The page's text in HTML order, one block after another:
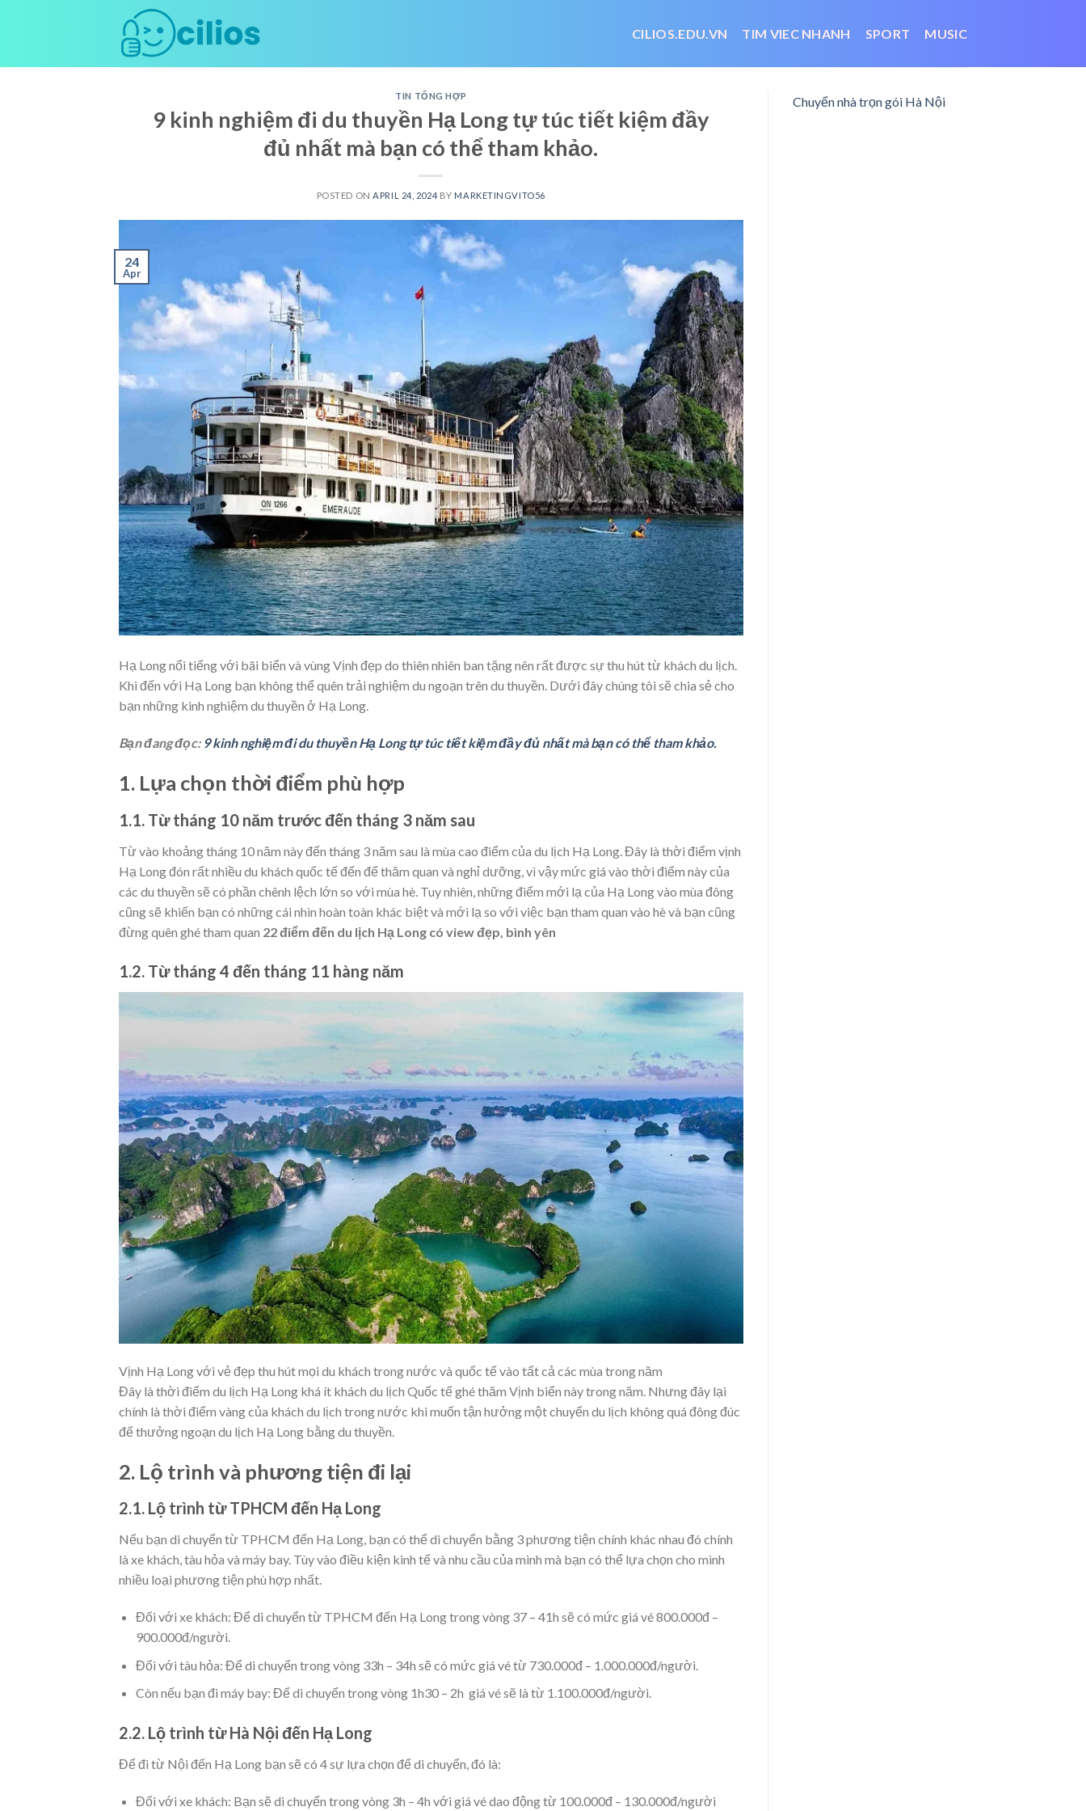
CILIOS.EDU.VN TIM VIEC NHANH SPORT MUSIC
TIN TỔNG HỢP
9 kinh nghiệm đi du thuyền Hạ Long tự túc tiết kiệm đầy
đủ nhất mà bạn có thể tham khảo.
POSTED ON APRIL 24, 2024 BY MARKETINGVITO56
24
Apr
Hạ Long nổi tiếng với bãi biển và vùng Vịnh đẹp do thiên nhiên ban tặng nên rất được sự thu hút từ khách du lịch.
Khi đến với Hạ Long bạn không thể quên trải nghiệm du ngoạn trên du thuyền. Dưới đây chúng tôi sẽ chia sẻ cho
bạn những kinh nghiệm du thuyền ở Hạ Long.
Bạn đang đọc: 9 kinh nghiệm đi du thuyền Hạ Long tự túc tiết kiệm đầy đủ nhất mà bạn có thể tham khảo.
1. Lựa chọn thời điểm phù hợp
1.1. Từ tháng 10 năm trước đến tháng 3 năm sau
Từ vào khoảng tháng 10 năm này đến tháng 3 năm sau là mùa cao điểm của du lịch Hạ Long. Đây là thời điểm vịnh
Hạ Long đón rất nhiều du khách quốc tế đến để thăm quan và nghỉ dưỡng, vì vậy mức giá vào thời điểm này của
các du thuyền sẽ có phần chênh lệch lớn so với mùa hè. Tuy nhiên, những điểm mới lạ của Hạ Long vào mùa đông
cũng sẽ khiến bạn có những cái nhìn hoàn toàn khác biệt và mới lạ so với việc bạn tham quan vào hè và bạn cũng
đừng quên ghé tham quan 22 điểm đến du lịch Hạ Long có view đẹp, bình yên
1.2. Từ tháng 4 đến tháng 11 hàng năm
Vịnh Hạ Long với vẻ đẹp thu hút mọi du khách trong nước và quốc tế vào tất cả các mùa trong năm
Đây là thời điểm du lịch Hạ Long khá ít khách du lịch Quốc tế ghé thăm Vịnh biển này trong năm. Nhưng đây lại
chính là thời điểm vàng của khách du lịch trong nước khi muốn tận hưởng một chuyến du lịch không quá đông đúc
để thưởng ngoạn du lịch Hạ Long bằng du thuyền.
2. Lộ trình và phương tiện đi lại
2.1. Lộ trình từ TPHCM đến Hạ Long
Nếu bạn di chuyển từ TPHCM đến Hạ Long, bạn có thể di chuyển bằng 3 phương tiện chính khác nhau đó chính
là xe khách, tàu hỏa và máy bay. Tùy vào điều kiện kinh tế và nhu cầu của mình mà bạn có thể lựa chọn cho mình
nhiều loại phương tiện phù hợp nhất.
Đối với xe khách: Để di chuyển từ TPHCM đến Hạ Long trong vòng 37 – 41h sẽ có mức giá vé 800.000đ –
900.000đ/người.
Đối với tàu hỏa: Để di chuyển trong vòng 33h – 34h sẽ có mức giá vé từ 730.000đ – 1.000.000đ/người.
Còn nếu bạn đi máy bay: Để di chuyển trong vòng 1h30 – 2h giá vé sẽ là từ 1.100.000đ/người.
2.2. Lộ trình từ Hà Nội đến Hạ Long
Để đi từ Nội đến Hạ Long bạn sẽ có 4 sự lựa chọn để di chuyển, đó là:
Đối với xe khách: Bạn sẽ di chuyển trong vòng 3h – 4h với giá vé dao động từ 100.000đ – 130.000đ/người
Chuyển nhà trọn gói Hà Nội